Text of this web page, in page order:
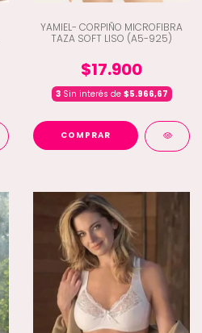
YAMIEL- CORPIÑO MICROFIBRA
TAZA SOFT LISO (A5-925)
$17.900
3Sin interés de $5.966,67
COMPRAR